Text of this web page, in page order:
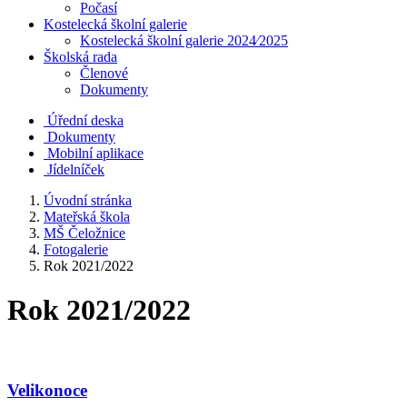
Počasí
Kostelecká školní galerie
Kostelecká školní galerie 2024⁄2025
Školská rada
Členové
Dokumenty
Úřední deska
Dokumenty
Mobilní aplikace
Jídelníček
Úvodní stránka
Mateřská škola
MŠ Čeložnice
Fotogalerie
Rok 2021/2022
Rok 2021/2022
Velikonoce